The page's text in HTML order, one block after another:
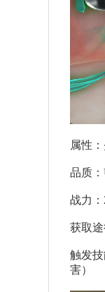
属性
品质
战力：
获取
触发
害）